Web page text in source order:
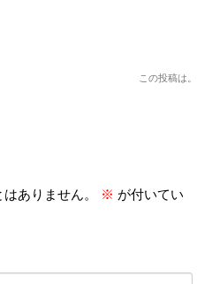
この投稿は。
ありません。 ※ が付いてい